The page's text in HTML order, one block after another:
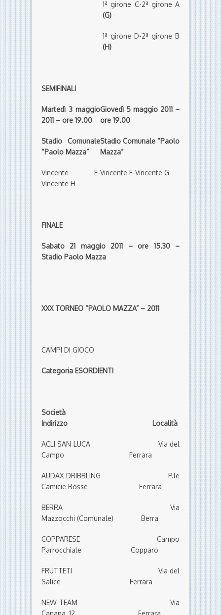
1ª girone C-2ª girone A
(G)
1ª girone D-2ª girone B
(H)
SEMIFINALI
Martedì 3 maggio
2011 – ore 19.00
Stadio Comunale
“Paolo Mazza”
Vincente E-
Vincente H
Giovedì 5 maggio 2011 –
ore 19.00
Stadio Comunale “Paolo
Mazza”
Vincente F-Vincente G
FINALE
Sabato 21 maggio 2011 – ore 15.30 –
Stadio Paolo Mazza
XXX TORNEO “PAOLO MAZZA” – 2011
CAMPI DI GIOCO
Categoria ESORDIENTI
Società
Indirizzo Località
ACLI SAN LUCA Via del
Campo Ferrara
AUDAX DRIBBLING P.le
Camicie Rosse Ferrara
BERRA Via
Mazzocchi (Comunale) Berra
COPPARESE Campo
Parrocchiale Copparo
FRUTTETI Via del
Salice Ferrara
NEW TEAM Via